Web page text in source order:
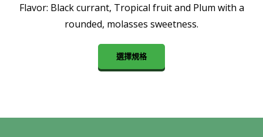
Flavor: Black currant, Tropical fruit and Plum with a
rounded, molasses sweetness.
選擇規格
This
product
The